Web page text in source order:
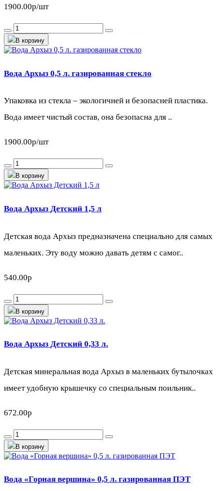
1900.00р/шт
В корзину
Вода Архыз 0,5 л. газированная стекло
Упаковка из стекла – экологичней и безопасней пластика.
Вода имеет чистый состав, она безопасна для ..
1900.00р/шт
В корзину
Вода Архыз Детский 1,5 л
Детская вода Архыз предназначена специально для самых
маленьких. Эту воду можно давать детям с самог..
540.00р
В корзину
Вода Архыз Детский 0,33 л.
Детская минеральная вода Архыз в маленьких бутылочках
имеет удобную крышечку со специальным поильник..
672.00р
В корзину
Вода «Горная вершина» 0,5 л. газированная ПЭТ